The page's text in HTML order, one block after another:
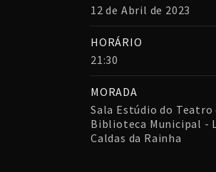
12 de Abril de 2023
HORÁRIO
21:30
MORADA
Sala Estúdio do
Biblioteca Municipal -
Caldas da Rainha